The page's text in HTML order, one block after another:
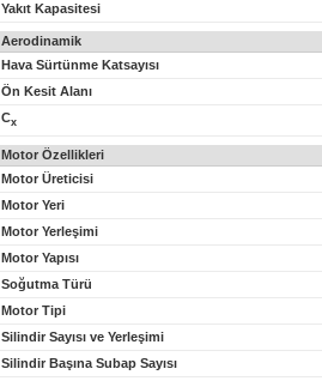
Yakıt Kapasitesi
Aerodinamik
Hava Sürtünme Katsayısı
Ön Kesit Alanı
Cx
Motor Özellikleri
Motor Üreticisi
Motor Yeri
Motor Yerleşimi
Motor Yapısı
Soğutma Türü
Motor Tipi
Silindir Sayısı ve Yerleşimi
Silindir Başına Subap Sayısı